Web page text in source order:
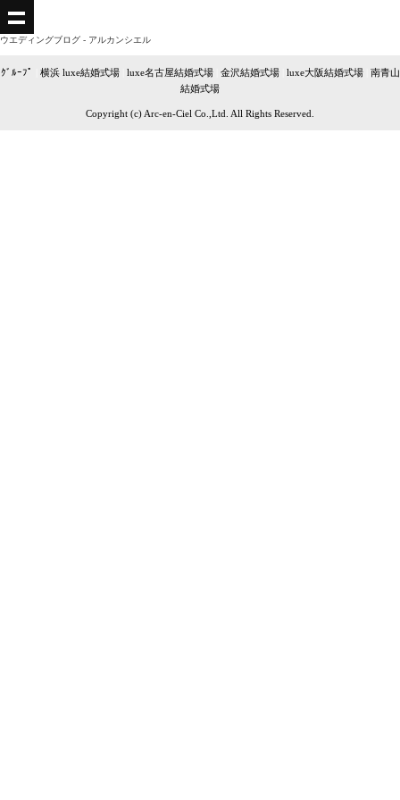
ウエディングブログ - アルカンシエル
ｸﾞﾙｰﾌﾟ 横浜 luxe結婚式場| luxe名古屋結婚式場 金沢結婚式場| luxe大阪結婚式場| 南青山
結婚式場
Copyright (c) Arc-en-Ciel Co.,Ltd. All Rights Reserved.